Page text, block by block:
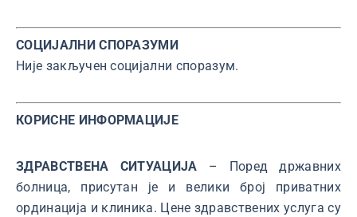
СОЦИЈАЛНИ СПОРАЗУМИ
Није закључен социјални споразум.
КОРИСНЕ ИНФОРМАЦИЈЕ
ЗДРАВСТВЕНА СИТУАЦИЈА – Поред државних
болница, присутан је и велики број приватних
ординација и клиника. Цене здравствених услуга су